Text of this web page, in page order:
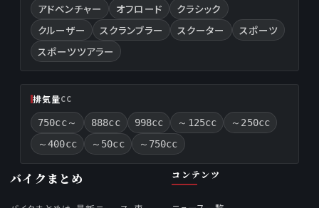
アドベンチャー
オフロード
クラシック
クルーザー
スクランブラー スクーター
スポーツ
スポーツツアラー
排気量CC
750cc～ 888cc 998cc ～125cc
～250cc
～400cc
～50cc ～750cc
バイクまとめ コンテンツ